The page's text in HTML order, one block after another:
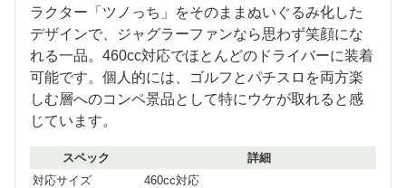
ラクター「ツノっち」をそのままぬいぐるみ化した
デザインで、ジャグラーファンなら思わず笑顔にな
れる一品。460cc対応でほとんどのドライバーに装着
可能です。個人的には、ゴルフとパチスロを両方楽
しむ層へのコンペ景品として特にウケが取れると感
じています。
スペック
詳細
対応サイズ
460cc対応